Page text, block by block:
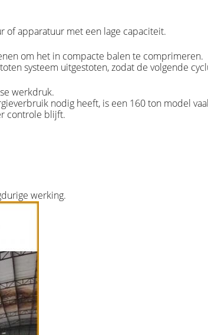
of apparatuur met een lage capaciteit.
om het in compacte balen te comprimeren.
systeem uitgestoten, zodat de volgende
werkdruk.
nodig heeft, is een 160 ton model
controle blijft.
werking.